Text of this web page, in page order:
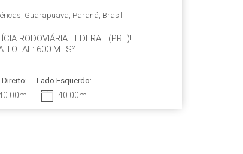
, Guarapuava, Paraná, Brasil
.00m
Lado Esquerdo:
40 .00m
RODOVIÁRIA FEDERAL (PRF)!
TOTAL: 600 MTS².